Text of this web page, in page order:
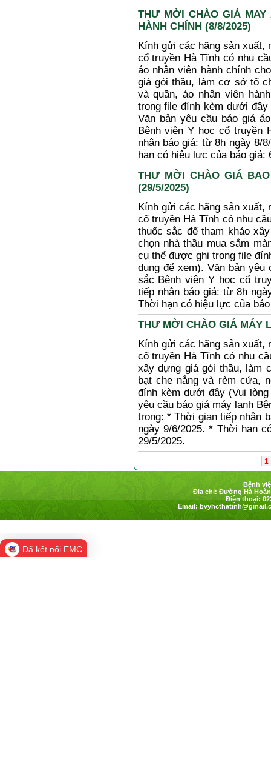
THƯ MỜI CHÀO GIÁ
HÀNH CHÍNH (8/8/2025)
Kính gửi các hãng sản xuất,
cổ truyền Hà Tĩnh có nhu
áo nhân viên hành chính
giá gói thầu, làm cơ sở tổ
và quần, áo nhân viên
trong file đính kèm dưới đây
Văn bản yêu cầu báo giá
Bệnh viện Y học cổ truyền
nhận báo giá: từ 8h ngày 8/
hạn có hiệu lực của báo giá:
THƯ MỜI CHÀO GIÁ
(29/5/2025)
Kính gửi các hãng sản xuất,
cổ truyền Hà Tĩnh có nhu
thuốc sắc để tham khảo
chọn nhà thầu mua sắm
cụ thể được ghi trong file
dung để xem). Văn bản yêu
sắc Bệnh viện Y học cổ
tiếp nhận báo giá: từ 8h
Thời hạn có hiệu lực của
THƯ MỜI CHÀO GIÁ MÁY
Kính gửi các hãng sản xuất,
cổ truyền Hà Tĩnh có nhu
xây dựng giá gói thầu, làm
bạt che nắng và rèm cửa,
đính kèm dưới đây (Vui
yêu cầu báo giá máy lạnh
trọng: * Thời gian tiếp nhận
ngày 9/6/2025. * Thời hạn
29/5/2025.
1
Bệnh
Địa chỉ: Đường Hà
Điện thoại:
Email:
Đã kết nối EMC